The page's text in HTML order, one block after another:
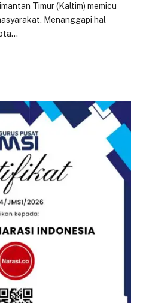
Timur (Kaltim) memicu
Menanggapi hal